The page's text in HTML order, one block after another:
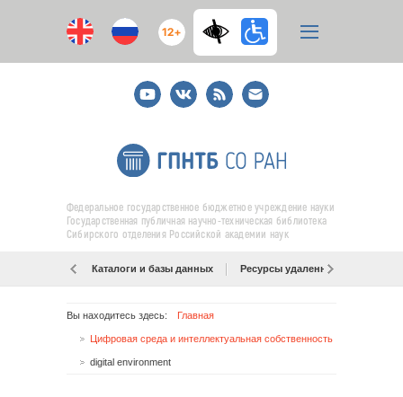
12+
YoutubeВКонтакте
RSS
E-
mail
подписка
Федеральное государственное бюджетное учреждение науки
Государственная публичная научно-техническая библиотека
Сибирского отделения Российской академии наук
Каталоги и базы данных Ресурсы удаленного доступа
Вы находитесь здесь: Главная
Цифровая среда и интеллектуальная собственность
digital environment